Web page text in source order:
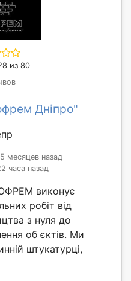
из 80
Дніпро"
месяцев назад
часа назад
виконує
робіт від
з нуля до
об єктів. Ми
штукатурці,